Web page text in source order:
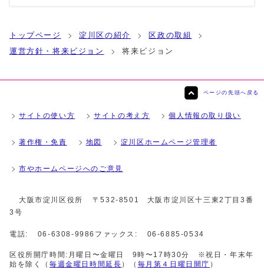
トップページ 淀川区の紹介
区政の取組
運営方針・将来ビジョン
将来ビジョン
ページの先頭へ戻る
サイトの使い方 サイトの考え方 個人情報の取り扱い
著作権・免責 地図 淀川区ホームページ管理者
市やホームページへのご意見
大阪市淀川区役所
〒532-8501 大阪市淀川区十三東2丁目3番
3号
電話: 06-6308-9986 ファックス: 06-6885-0534
区役所開庁時間:月曜日〜金曜日 9時〜17時30分 ※祝日・年末年
始を除く（ 毎週金曜日時間延長 ）（ 毎月第４日曜日開庁 ）